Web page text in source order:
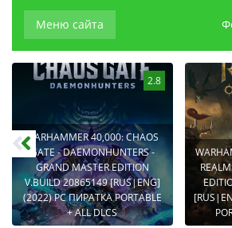
Меню сайта
2.8
WARHAMMER 40,000: CHAOS
GATE - DAEMONHUNTERS -
GRAND MASTER EDITION
V.BUILD 20865149 [RUS|ENG]
(2022) PC ПИРАТКА PORTABLE
+ ALL DLCS